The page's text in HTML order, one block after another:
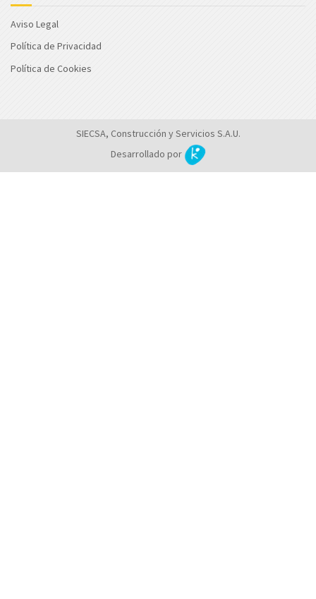
Aviso Legal
Política de Privacidad
Política de Cookies
SIECSA, Construcción y Servicios S.A.U.
Desarrollado por